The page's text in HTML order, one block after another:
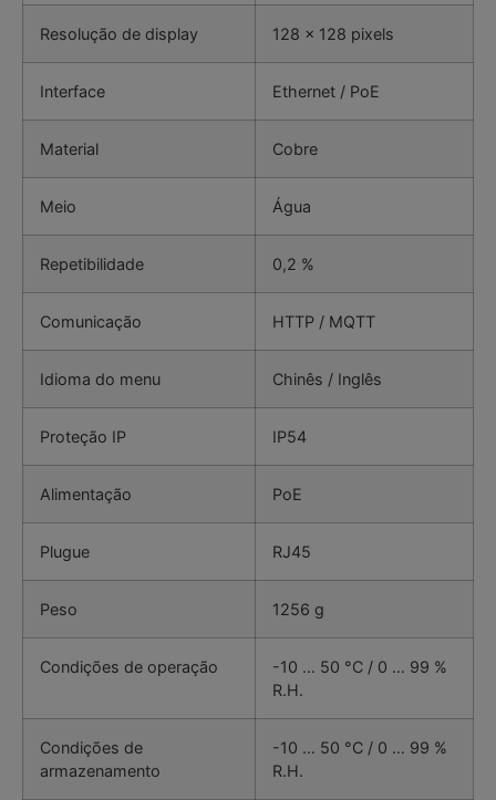
Resolução de display 128 x 128 pixels
Interface Ethernet / PoE
Material Cobre
Meio Água
Repetibilidade 0,2 %
Comunicação HTTP / MQTT
Idioma do menu Chinês / Inglês
Proteção IP IP54
Alimentação PoE
Plugue RJ45
Peso 1256 g
Condições de operação
-10 … 50 °C / 0 … 99 %
R.H.
Condições de
armazenamento
-10 … 50 °C / 0 … 99 %
R.H.